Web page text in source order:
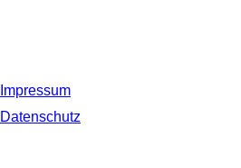
Impressum
Datenschutz